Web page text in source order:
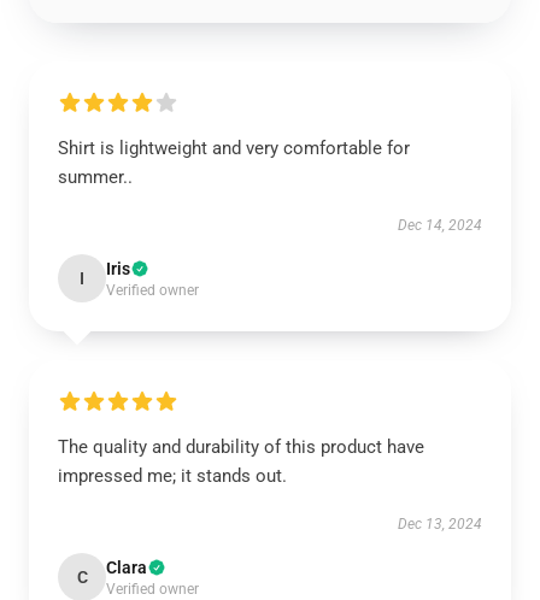
Shirt is lightweight and very comfortable for
summer..
Dec 14, 2024
I Iris
Verified owner
The quality and durability of this product have
impressed me; it stands out.
Dec 13, 2024
C Clara
Verified owner